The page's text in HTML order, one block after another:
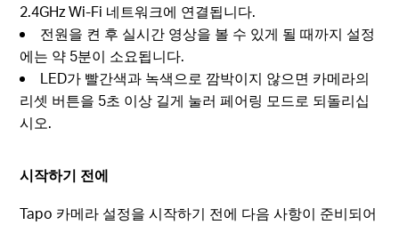
2.4GHz Wi-Fi 네트워크에 연결됩니다.
전원을 켠 후 실시간 영상을 볼 수 있게 될 때까지 설정
에는 약 5분이 소요됩니다.
LED가 빨간색과 녹색으로 깜박이지 않으면 카메라의
리셋 버튼을 5초 이상 길게 눌러 페어링 모드로 되돌리십
시오.
시작하기 전에
Tapo 카메라 설정을 시작하기 전에 다음 사항이 준비되어